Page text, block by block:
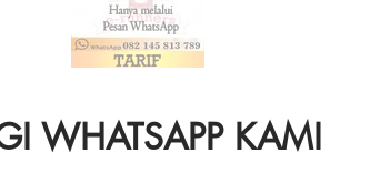
WHATSAPP KAMI